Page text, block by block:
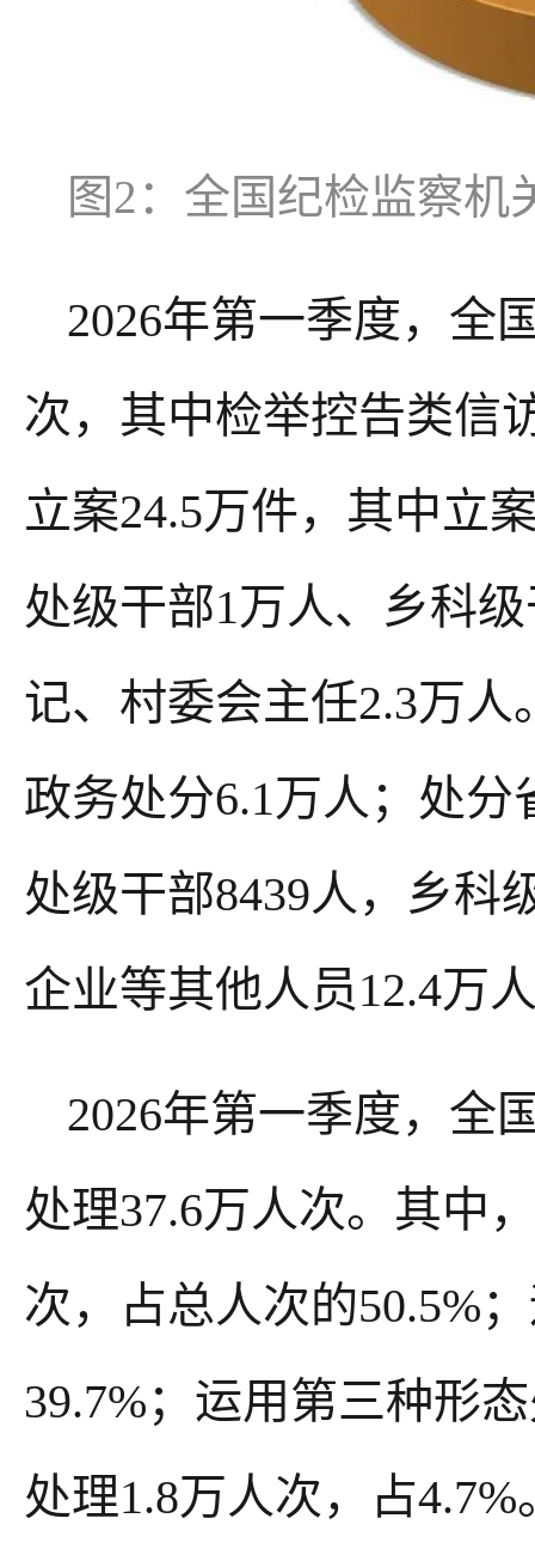
图2：全国纪检监察机
2026年第一季度，全
次，其中检举控告类信
立案24.5万件，其中立
处级干部1万人、乡科
记、村委会主任2.3万人
政务处分6.1万人；处分
处级干部8439人，乡科
企业等其他人员12.4万
2026年第一季度，全
处理37.6万人次。其中
次，占总人次的50.5%
39.7%；运用第三种形
处理1.8万人次，占